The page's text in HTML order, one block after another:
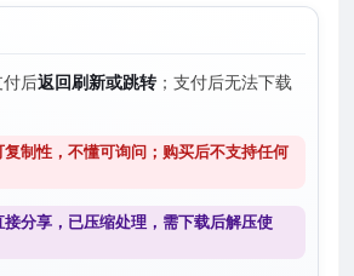
后返回刷新或跳转；支付后无法下载
制性，不懂可询问；购买后不支持任何
分享，已压缩处理，需下载后解压使